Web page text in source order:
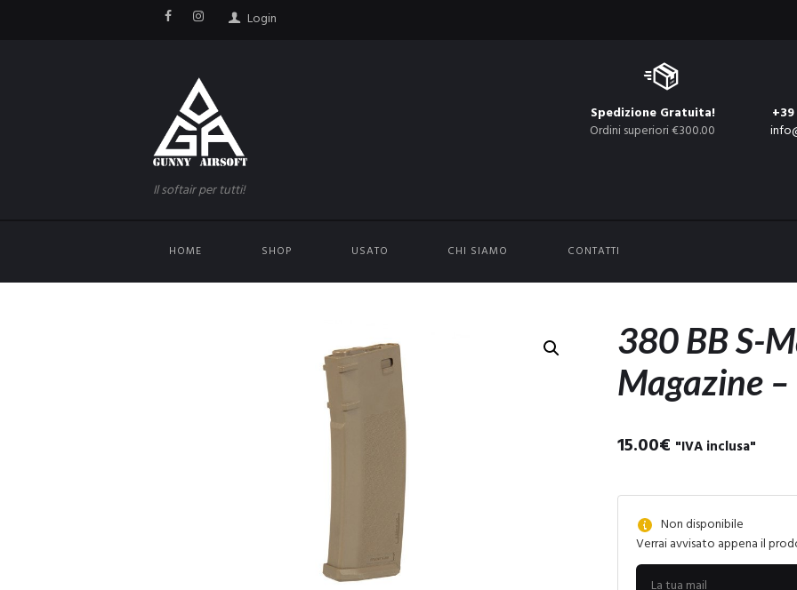
Login
Il softair per tutti!
Spedizione Gratuita!
Ordini superiori €300.00
HOME SHOP USATO CHI SIAMO CONTATTI
380 BB S-
Magazine –
15.00€ "IVA inclusa"
Non disponibile
Verrai avvisato appena il